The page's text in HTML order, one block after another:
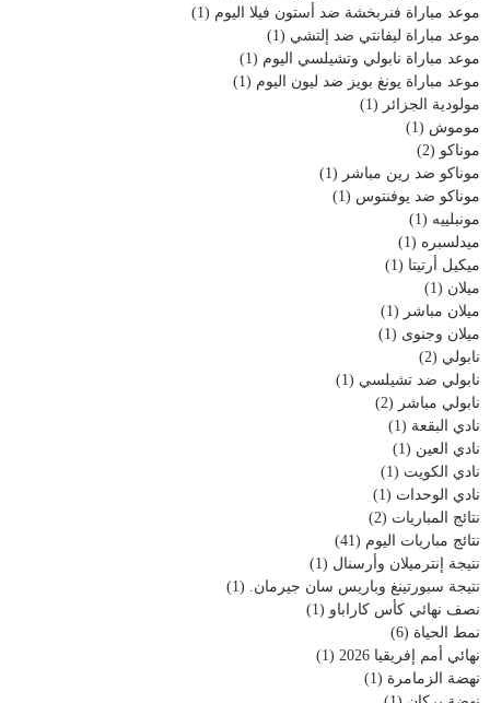
موعد مباراة فنربخشة ضد أستون فيلا اليوم (1)
موعد مباراة ليفانتي ضد إلتشي (1)
موعد مباراة نابولي وتشيلسي اليوم (1)
موعد مباراة يونغ بويز ضد ليون اليوم (1)
مولودية الجزائر (1)
موموش (1)
موناكو (2)
موناكو ضد رين مباشر (1)
موناكو ضد يوفنتوس (1)
مونبلييه (1)
ميدلسبره (1)
ميكيل أرتيتا (1)
ميلان (1)
ميلان مباشر (1)
ميلان وجنوى (1)
نابولي (2)
نابولي ضد تشيلسي (1)
نابولي مباشر (2)
نادي البقعة (1)
نادي العين (1)
نادي الكويت (1)
نادي الوحدات (1)
نتائج المباريات (2)
نتائج مباريات اليوم (41)
نتيجة إنترميلان وأرسنال (1)
نتيجة سبورتينغ وباريس سان جيرمان. (1)
نصف نهائي كأس كاراباو (1)
نمط الحياة (6)
نهائي أمم إفريقيا 2026
(1)
نهضة الزمامرة (1)